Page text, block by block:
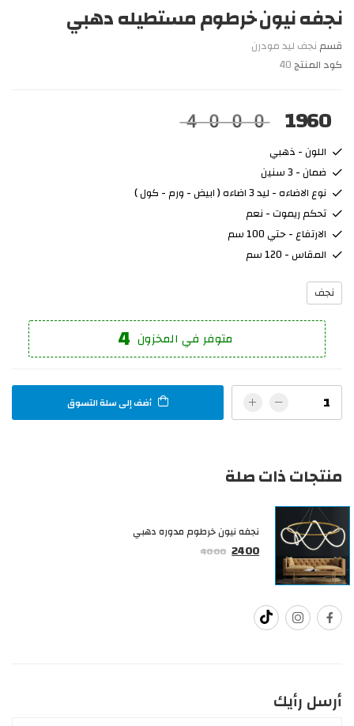
نجفه نيون خرطوم مستطيله دهبي
قسم نجف ليد مودرن
كود المنتج 40
1960
4000
اللون - ذهبي
ضمان - 3 سنين
نوع الاضاءه - ليد 3 اضاءه ( ابيض - ورم - كول )
تحكم ريموت - نعم
الارتفاع - حتي 100 سم
المقاس - 120 سم
نجف
متوفر في المخزون 4
أضف إلى سلة التسوق
منتجات ذات صلة
نجفه نيون خرطوم مدوره دهبي
2400
4000
أرسل رأيك